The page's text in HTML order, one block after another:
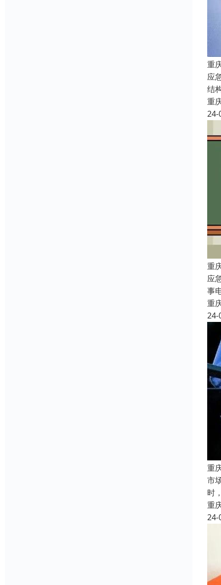
重
应
结
重
24-
重
应
事
重
24-
重
市
时
重
24-